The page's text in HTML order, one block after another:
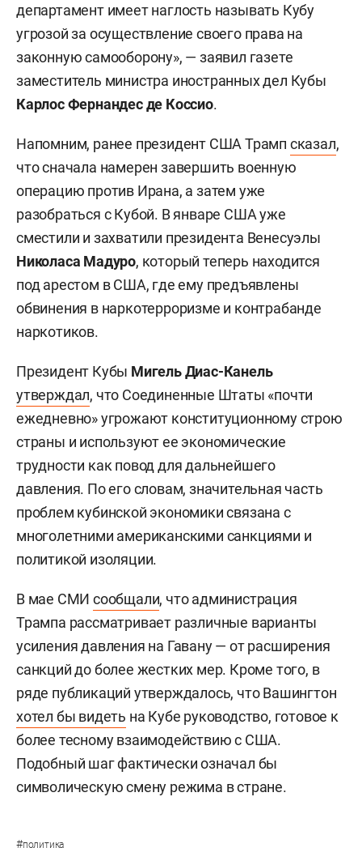
департамент имеет наглость называть Кубу
угрозой за осуществление своего права на
законную самооборону», — заявил газете
заместитель министра иностранных дел Кубы
Карлос Фернандес де Коссио.
Напомним, ранее президент США Трамп сказал,
что сначала намерен завершить военную
операцию против Ирана, а затем уже
разобраться с Кубой. В январе США уже
сместили и захватили президента Венесуэлы
Николаса Мадуро, который теперь находится
под арестом в США, где ему предъявлены
обвинения в наркотерроризме и контрабанде
наркотиков.
Президент Кубы Мигель Диас-Канель
утверждал, что Соединенные Штаты «почти
ежедневно» угрожают конституционному строю
страны и используют ее экономические
трудности как повод для дальнейшего
давления. По его словам, значительная часть
проблем кубинской экономики связана с
многолетними американскими санкциями и
политикой изоляции.
В мае СМИсообщали, что администрация
Трампа рассматривает различные варианты
усиления давления на Гавану — от расширения
санкций до более жестких мер. Кроме того, в
ряде публикаций утверждалось, что Вашингтон
хотел бы видеть на Кубе руководство, готовое к
более тесному взаимодействию с США.
Подобный шаг фактически означал бы
символическую смену режима в стране.
#политика